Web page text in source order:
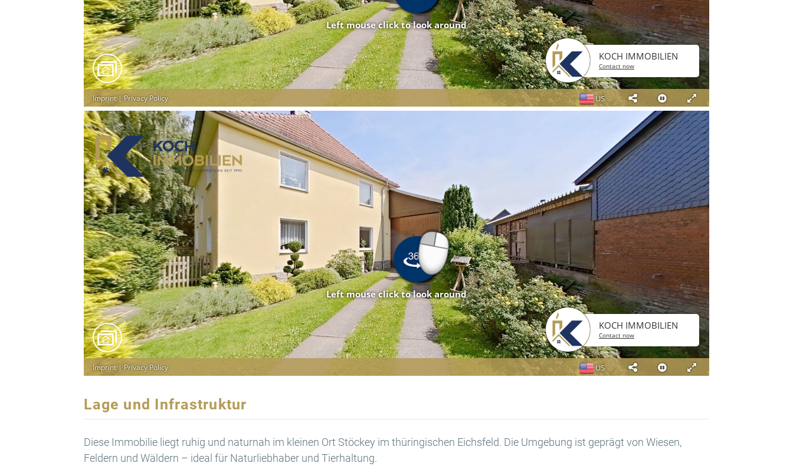
Lage und Infrastruktur
Diese Immobilie liegt ruhig und naturnah im kleinen Ort Stöckey im thüringischen Eichsfeld. Die Umgebung ist geprägt von Wiesen,
Feldern und Wäldern – ideal für Naturliebhaber und Tierhaltung.